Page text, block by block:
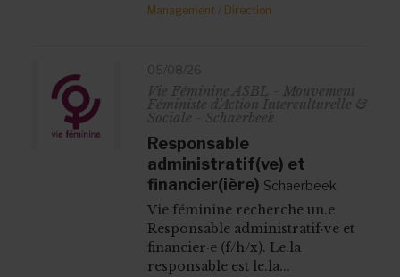
Management / Direction
05/08/26
Vie Féminine ASBL - Mouvement
Féministe d'Action Interculturelle &
Sociale - Schaerbeek
Responsable
administratif(ve) et
financier(ière) Schaerbeek
Vie féminine recherche un.e
Responsable administratif·ve et
financier·e (f/h/x). Le.la
responsable est le.la...